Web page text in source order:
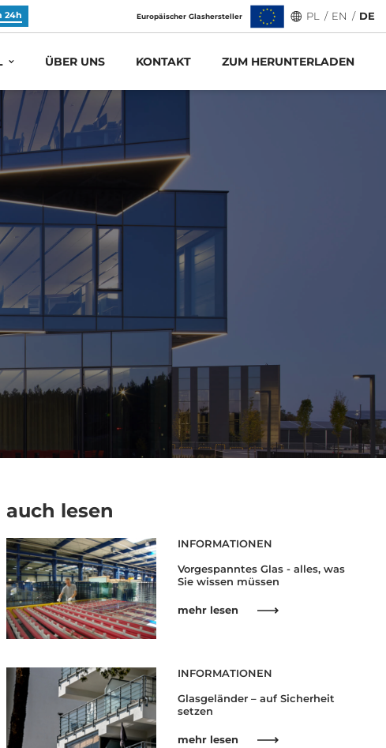
24h Europäischer Glashersteller PL / EN / DE
ÜBER UNS KONTAKT ZUM HERUNTERLADEN
# tags: FACHBERATUNG GLAS-IM-DESIGN
auch lesen
INFORMATIONEN
Vorgespanntes Glas - alles, was
Sie wissen müssen
mehr lesen
INFORMATIONEN
Glasgeländer – auf Sicherheit
setzen
mehr lesen